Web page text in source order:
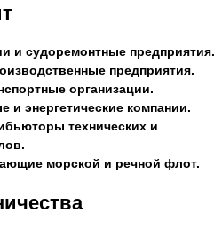
и судоремонтные предприятия.
предприятия.
организации.
и энергетические компании.
технических и
морской и речной флот.